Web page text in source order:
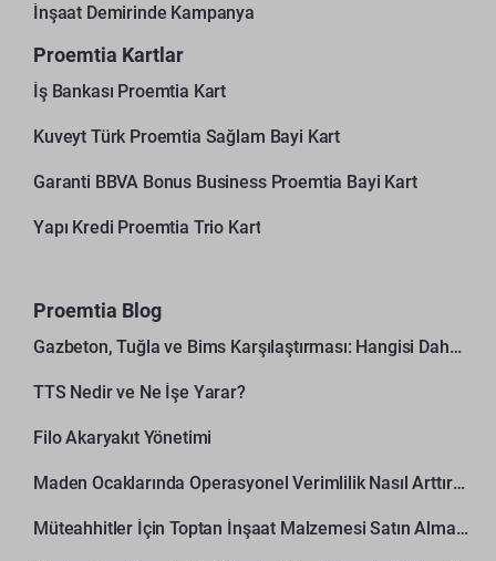
İnşaat Demirinde Kampanya
Proemtia Kartlar
İş Bankası Proemtia Kart
Kuveyt Türk Proemtia Sağlam Bayi Kart
Garanti BBVA Bonus Business Proemtia Bayi Kart
Yapı Kredi Proemtia Trio Kart
Proemtia Blog
Gazbeton, Tuğla ve Bims Karşılaştırması: Hangisi Daha Avantajlı?
TTS Nedir ve Ne İşe Yarar?
Filo Akaryakıt Yönetimi
Maden Ocaklarında Operasyonel Verimlilik Nasıl Arttırılır?
Müteahhitler İçin Toptan İnşaat Malzemesi Satın Alma Rehberi